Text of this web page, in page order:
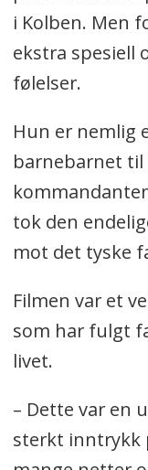
i Kolben. Men
ekstra spesiell
følelser.
Hun er nemlig
barnebarnet til
tok den
mot det tyske
Filmen var et
som har fulgt
livet.
– Dette var en
sterkt inntrykk